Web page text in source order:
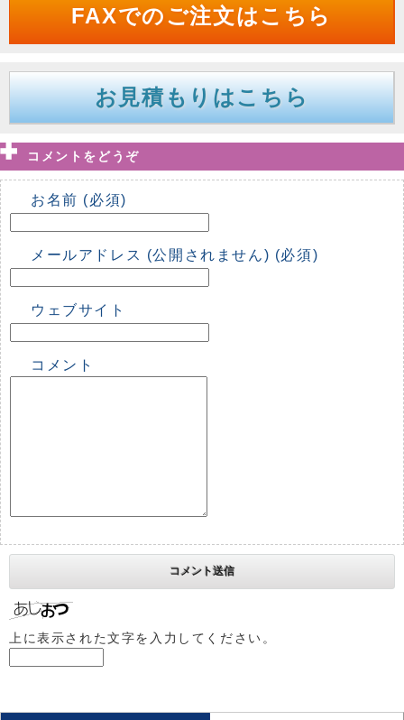
FAXでのご注文はこちら
お見積もりはこちら
コメントをどうぞ
お名前 (必須)
メールアドレス (公開されません) (必須)
ウェブサイト
コメント
上に表示された文字を入力してください。